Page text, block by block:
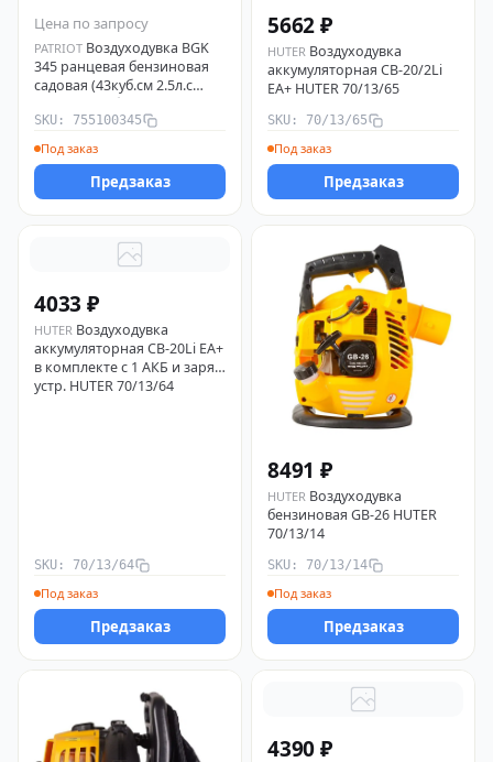
Цена по запросу
PATRIOT Воздуходувка BGK
345 ранцевая бензиновая
садовая (43куб.см 2.5л.с
85м/с 870куб.м/ч Easy Start
ремень-ранец) PATRIOT
755100345
SKU: 755100345
Под заказ
Предзаказ
5662 ₽
HUTER Воздуходувка
аккумуляторная CB-20/2Li
EA+ HUTER 70/13/65
SKU: 70/13/65
Под заказ
Предзаказ
4033 ₽
HUTER Воздуходувка
аккумуляторная CB-20Li EA+
в комплекте с 1 АКБ и заряд.
устр. HUTER 70/13/64
SKU: 70/13/64
Под заказ
Предзаказ
8491 ₽
HUTER Воздуходувка
бензиновая GB-26 HUTER
70/13/14
SKU: 70/13/14
Под заказ
Предзаказ
4390 ₽